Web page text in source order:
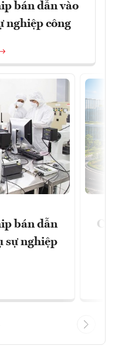
bán dẫn vào
nghiệp công
bán dẫn
sự nghiệp